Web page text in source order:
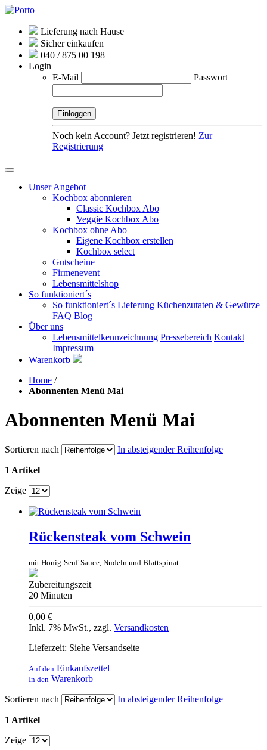
Lieferung nach Hause
Sicher einkaufen
040 / 875 00 198
Login
E-Mail
Passwort
Noch kein Account? Jetzt registrieren! Zur
Registrierung
Unser Angebot
Kochbox abonnieren
Classic Kochbox Abo
Veggie Kochbox Abo
Kochbox ohne Abo
Eigene Kochbox erstellen
Kochbox select
Gutscheine
Firmenevent
Lebensmittelshop
So funktioniert´s
So funktioniert´s Lieferung Küchenzutaten & Gewürze
FAQ Blog
Über uns
Lebensmittelkennzeichnung Pressebereich Kontakt
Impressum
Warenkorb
Home /
Abonnenten Menü Mai
Abonnenten Menü Mai
Sortieren nach In absteigender Reihenfolge
1 Artikel
Zeige
Rückensteak vom Schwein
mit Honig-Senf-Sauce, Nudeln und Blattspinat
Zubereitungszeit
20 Minuten
0,00 €
Inkl. 7% MwSt., zzgl. Versandkosten
Lieferzeit: Siehe Versandseite
Auf den Einkaufszettel
In den Warenkorb
Sortieren nach
In absteigender Reihenfolge
1 Artikel
Zeige